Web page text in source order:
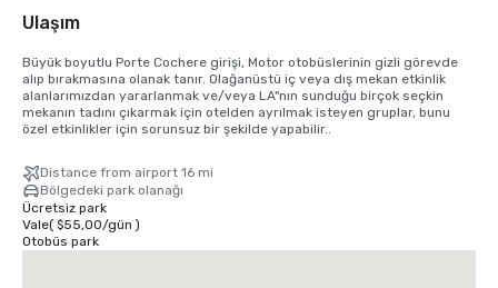
Ulaşım
Büyük boyutlu Porte Cochere girişi, Motor otobüslerinin gizli görevde
alıp bırakmasına olanak tanır. Olağanüstü iç veya dış mekan etkinlik
alanlarımızdan yararlanmak ve/veya LA"nın sunduğu birçok seçkin
mekanın tadını çıkarmak için otelden ayrılmak isteyen gruplar, bunu
özel etkinlikler için sorunsuz bir şekilde yapabilir..
Distance from airport 16 mi
Bölgedeki park olanağı
Ücretsiz park
Vale( $55,00/gün )
Otobüs park